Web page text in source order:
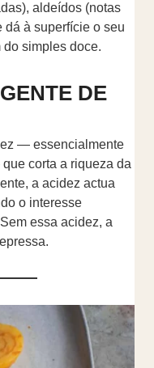
aldeídos (notas
dá à superfície o seu
simples doce.
DE
— essencialmente
corta a riqueza da
a acidez actua
o interesse
essa acidez, a